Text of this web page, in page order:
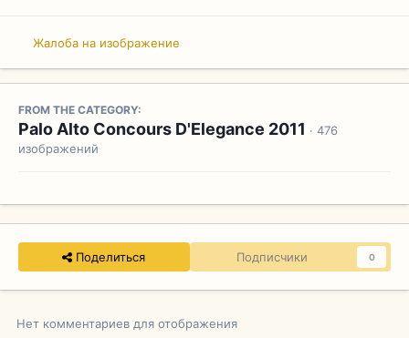
Жалоба на изображение
FROM THE CATEGORY:
Palo Alto Concours D'Elegance 2011 · 476
изображений
Поделиться Подписчики 0
Нет комментариев для отображения